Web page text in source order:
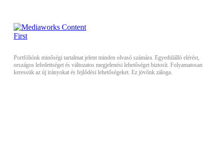
Portfóliónk minőségi tartalmat jelent minden olvasó számára. Egyedülálló elérést,
országos lefedettséget és változatos megjelenési lehetőséget biztosít. Folyamatosan
keressük az új irányokat és fejlődési lehetőségeket. Ez jövőnk záloga.